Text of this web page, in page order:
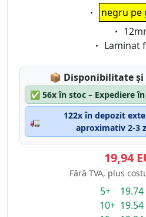
Eigenschaft:
negru pe
Eigenschaft:
Laminat
📦 Lagerstatus:
Disponibilitate
✅ 56x în stoc – Expediere
🚛
122x în depozit
aproximativ 2-3
19,94
Fără TVA, plus
5+ 19.74
10+ 19.54